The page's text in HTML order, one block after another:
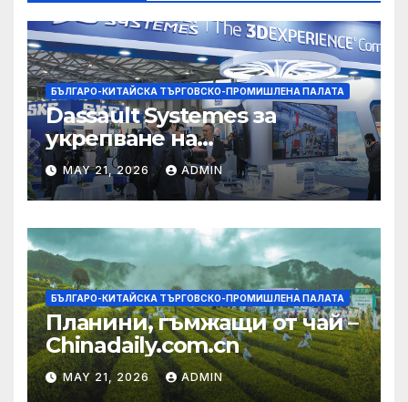
БЪЛГАРО-КИТАЙСКА ТЪРГОВСКО-ПРОМИШЛЕНА ПАЛАТА
Dassault Systemes за
укрепване на
изграждането на AI
екосистема в Китай
MAY 21, 2026 ADMIN
БЪЛГАРО-КИТАЙСКА ТЪРГОВСКО-ПРОМИШЛЕНА ПАЛАТА
Планини, гъмжащи от чай –
Chinadaily.com.cn
MAY 21, 2026 ADMIN